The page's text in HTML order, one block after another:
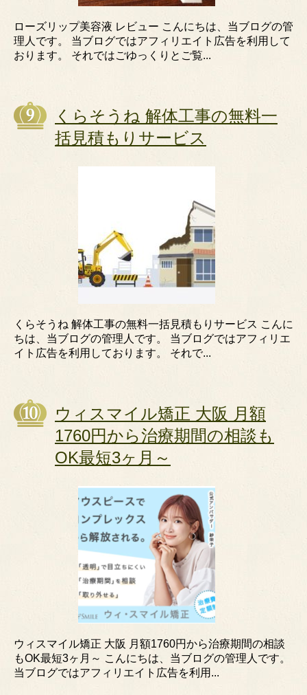
ローズリップ美容液 レビュー こんにちは、当ブログの管
理人です。 当ブログではアフィリエイト広告を利用して
おります。 それではごゆっくりとご覧...
くらそうね 解体工事の無料一
括見積もりサービス
くらそうね 解体工事の無料一括見積もりサービス こんに
ちは、当ブログの管理人です。 当ブログではアフィリエ
イト広告を利用しております。 それで...
ウィスマイル矯正 大阪 月額
1760円から治療期間の相談も
OK最短3ヶ月～
ウィスマイル矯正 大阪 月額1760円から治療期間の相談
もOK最短3ヶ月～ こんにちは、当ブログの管理人です。
当ブログではアフィリエイト広告を利用...